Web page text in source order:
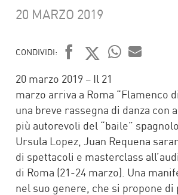
20 MARZO 2019
CONDIVIDI:
FACEBOOK
TWITTER
WHATSAPP
20 marzo 2019 – Il 21
marzo arriva a Roma “Flamenco
una breve rassegna di danza con
più autorevoli del “baile”
Ursula Lopez, Juan Requena
di spettacoli e masterclass
di Roma (21-24 marzo). Una
nel suo genere, che si propone di